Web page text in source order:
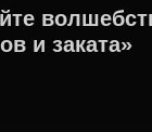
и заката»